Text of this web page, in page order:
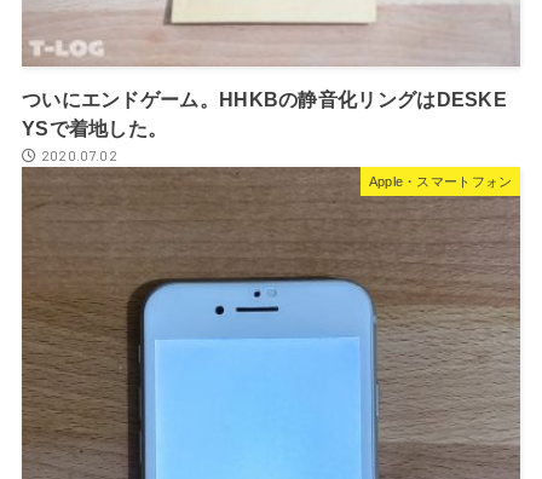
ついにエンドゲーム。HHKBの静音化リングはDESKE
YSで着地した。
2020.07.02
Apple・スマートフォン